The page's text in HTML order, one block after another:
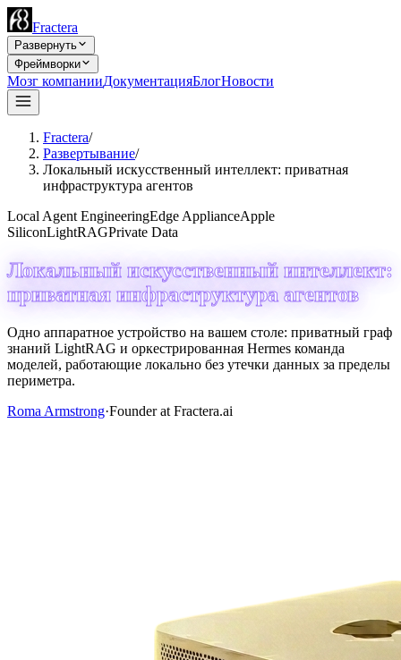
Fractera
Развернуть
Фреймворки
Мозг компанииДокументацияБлогНовости
Fractera/
Развертывание/
Локальный искусственный интеллект: приватная
инфраструктура агентов
Local Agent EngineeringEdge ApplianceApple
SiliconLightRAGPrivate Data
Локальный искусственный интеллект:
приватная инфраструктура агентов
Одно аппаратное устройство на вашем столе: приватный граф
знаний LightRAG и оркестрированная Hermes команда
моделей, работающие локально без утечки данных за пределы
периметра.
Roma Armstrong·Founder at Fractera.ai